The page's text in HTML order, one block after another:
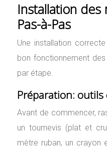
Installation
Pas-à-Pas
Une installation
bon fonctionnement
par étape.
Préparation:
Avant de commencer,
un tournevis (plat et
mètre ruban, un crayon